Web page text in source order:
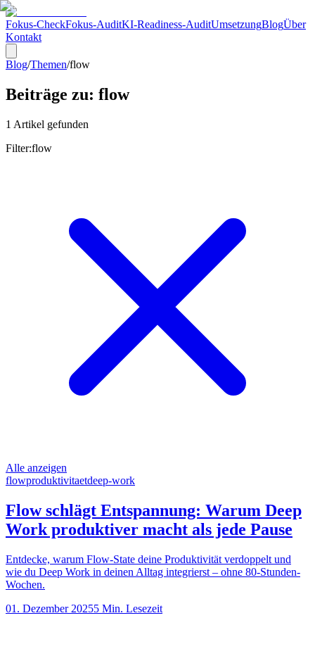
Fokus-CheckFokus-AuditKI-Readiness-AuditUmsetzungBlogÜber
Kontakt
Blog/Themen/flow
Beiträge zu: flow
1 Artikel gefunden
Filter:flow
Alle anzeigen
flowproduktivitaetdeep-work
Flow schlägt Entspannung: Warum Deep
Work produktiver macht als jede Pause
Entdecke, warum Flow-State deine Produktivität verdoppelt und
wie du Deep Work in deinen Alltag integrierst – ohne 80-Stunden-
Wochen.
01. Dezember 20255 Min. Lesezeit